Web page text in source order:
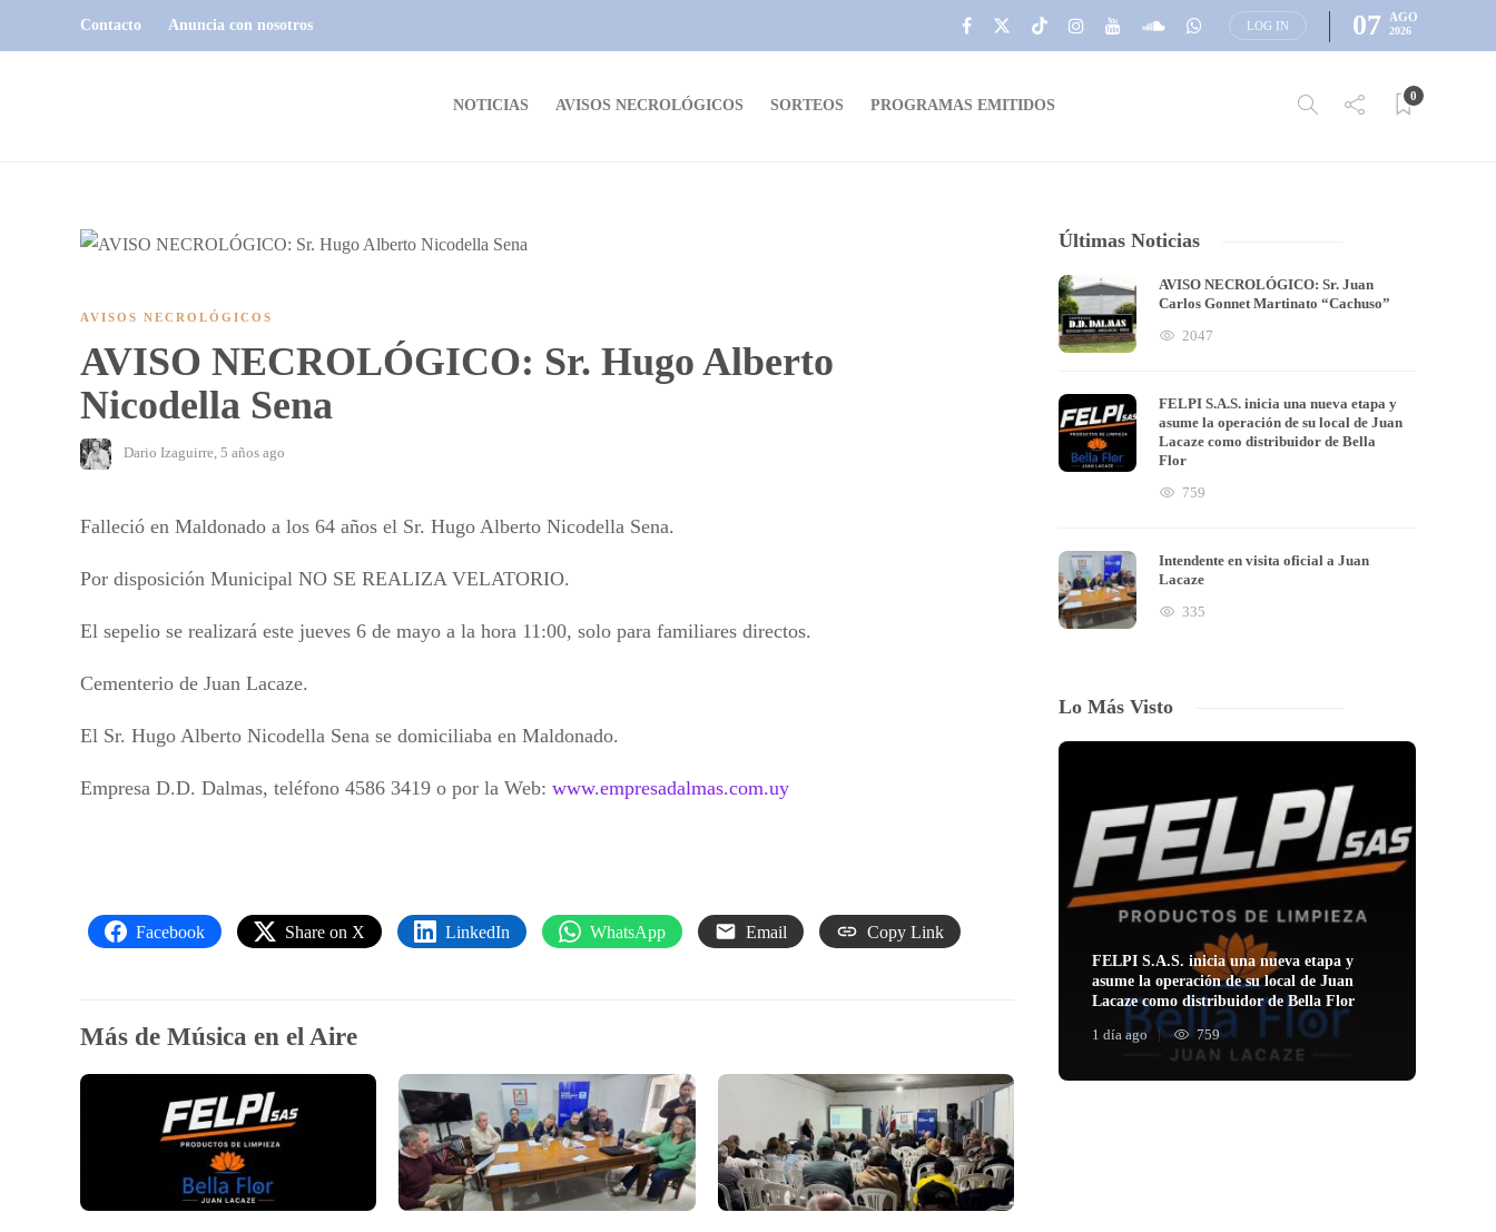
Contacto Anuncia con nosotros LOG IN 07 AGO
2026
NOTICIAS AVISOS NECROLÓGICOS SORTEOS PROGRAMAS EMITIDOS
0
AVISOS NECROLÓGICOS
AVISO NECROLÓGICO: Sr. Hugo Alberto
Nicodella Sena
Dario Izaguirre 5 años ago
Falleció en Maldonado a los 64 años el Sr. Hugo Alberto Nicodella Sena.
Por disposición Municipal NO SE REALIZA VELATORIO.
El sepelio se realizará este jueves 6 de mayo a la hora 11:00, solo para familiares directos.
Cementerio de Juan Lacaze.
El Sr. Hugo Alberto Nicodella Sena se domiciliaba en Maldonado.
Empresa D.D. Dalmas, teléfono 4586 3419 o por la Web: www.empresadalmas.com.uy
Facebook Share on X LinkedIn WhatsApp Email Copy Link
Más de Música en el Aire
Últimas Noticias
AVISO NECROLÓGICO: Sr. Juan
Carlos Gonnet Martinato “Cachuso”
2047
FELPI S.A.S. inicia una nueva etapa y
asume la operación de su local de Juan
Lacaze como distribuidor de Bella
Flor
759
Intendente en visita oficial a Juan
Lacaze
335
Lo Más Visto
FELPI S.A.S. inicia una nueva etapa y
asume la operación de su local de Juan
Lacaze como distribuidor de Bella Flor
1 día ago
759